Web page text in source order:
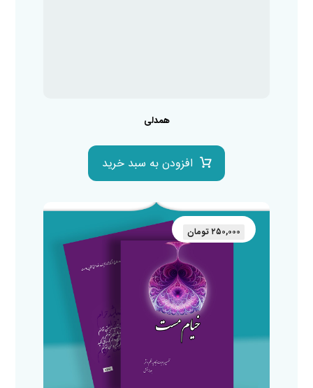
همدلی
افزودن به سبد خرید
۲۵۰,۰۰۰ تومان